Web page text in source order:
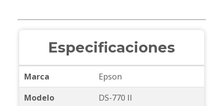
Especificaciones
Marca
Epson
Modelo
DS-770 II